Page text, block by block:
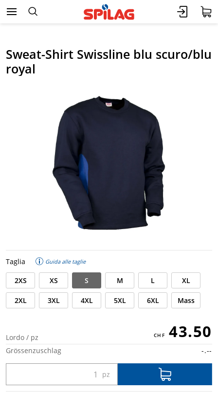
Sweat-Shirt Swissline blu scuro/blu
royal
Taglia Guida alle taglie
2XS XS S M L XL
2XL 3XL 4XL 5XL 6XL Mass
Lordo / pz 43.50
Grössenzuschlag -.--